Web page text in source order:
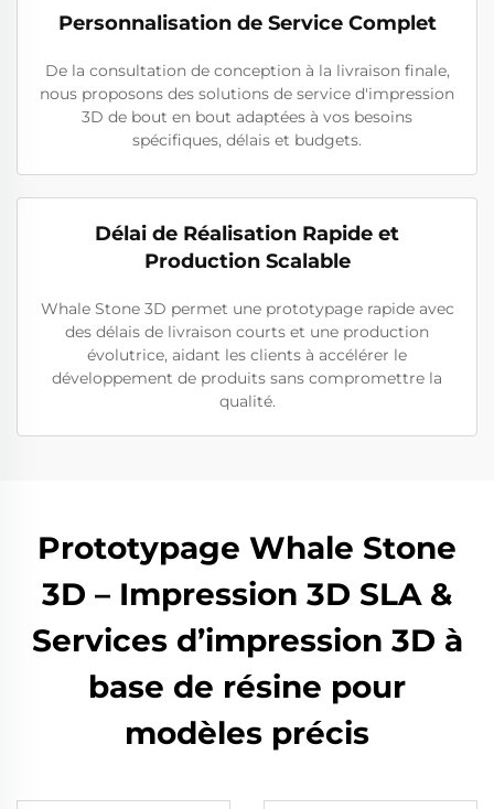
Personnalisation de Service Complet
De la consultation de conception à la livraison finale,
nous proposons des solutions de service d'impression
3D de bout en bout adaptées à vos besoins
spécifiques, délais et budgets.
Délai de Réalisation Rapide et
Production Scalable
Whale Stone 3D permet une prototypage rapide avec
des délais de livraison courts et une production
évolutrice, aidant les clients à accélérer le
développement de produits sans compromettre la
qualité.
Prototypage Whale Stone
3D – Impression 3D SLA &
Services d’impression 3D à
base de résine pour
modèles précis